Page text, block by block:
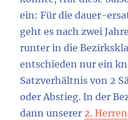
ein: Für die dauer-
geht es nach zwei
runter in die
entschieden nur ein
Satzverhältnis von 2
oder Abstieg. In der
dann unserer 2. Herren